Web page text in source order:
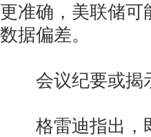
更准确，美联储可
数据偏差。
会议纪要或揭
格雷迪指出，即